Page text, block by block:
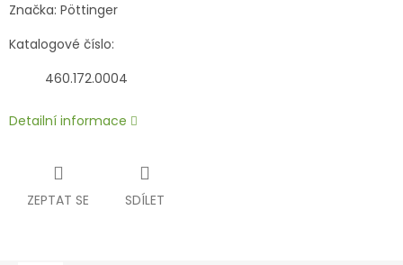
Značka: Pöttinger
Katalogové číslo:
460.172.0004
Detailní informace
ZEPTAT SE SDÍLET